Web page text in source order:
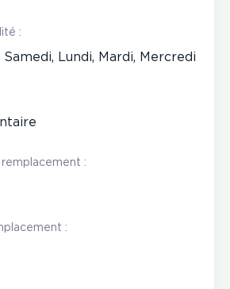
:
Samedi, Lundi, Mardi, Mercredi
:
: